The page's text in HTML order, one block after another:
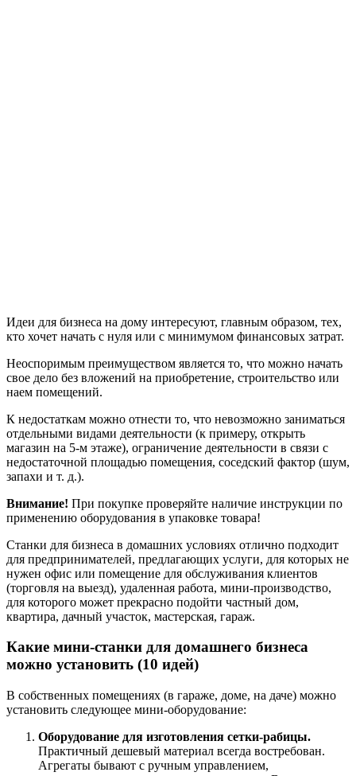
Идеи для бизнеса на дому интересуют, главным образом, тех,
кто хочет начать с нуля или с минимумом финансовых затрат.
Неоспоримым преимуществом является то, что можно начать
свое дело без вложений на приобретение, строительство или
наем помещений.
К недостаткам можно отнести то, что невозможно заниматься
отдельными видами деятельности (к примеру, открыть
магазин на 5-м этаже), ограничение деятельности в связи с
недостаточной площадью помещения, соседский фактор (шум,
запахи и т. д.).
Внимание! При покупке проверяйте наличие инструкции по
применению оборудования в упаковке товара!
Станки для бизнеса в домашних условиях отлично подходит
для предпринимателей, предлагающих услуги, для которых не
нужен офис или помещение для обслуживания клиентов
(торговля на выезд), удаленная работа, мини-производство,
для которого может прекрасно подойти частный дом,
квартира, дачный участок, мастерская, гараж.
Какие мини-станки для домашнего бизнеса
можно установить (10 идей)
В собственных помещениях (в гараже, доме, на даче) можно
установить следующее мини-оборудование:
Оборудование для изготовления сетки-рабицы.
Практичный дешевый материал всегда востребован.
Агрегаты бывают с ручным управлением,